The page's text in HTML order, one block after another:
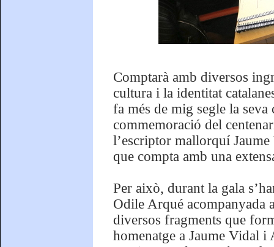
Comptarà amb diversos
cultura i la identitat
fa més de mig segle la
commemoració del
l’escriptor mallorquí
que compta amb una
Per això, durant la gala
Odile Arqué acompanyada
diversos fragments que
homenatge a Jaume Vidal